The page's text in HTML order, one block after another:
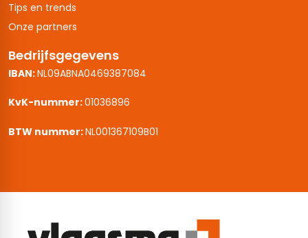
Tips en trends
Onze partners
Bedrijfsgegevens
IBAN:NL09ABNA0469387084
KvK-nummer:01036896
BTW nummer:NL001367109B01